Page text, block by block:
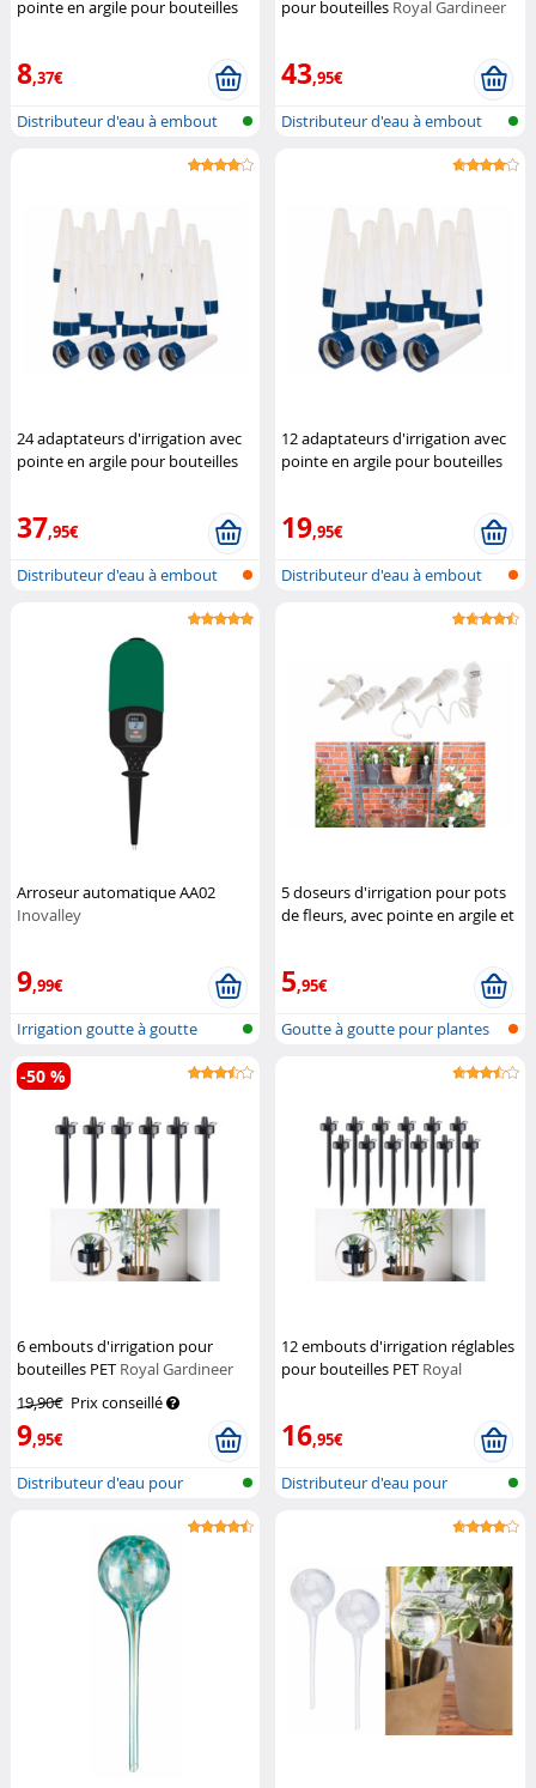
pointe en argile pour bouteilles
8,37€
Distributeur d'eau à embout
pour bouteilles Royal Gardineer
43,95€
Distributeur d'eau à embout
24 adaptateurs d'irrigation avec
pointe en argile pour bouteilles
37,95€
Distributeur d'eau à embout
12 adaptateurs d'irrigation avec
pointe en argile pour bouteilles
19,95€
Distributeur d'eau à embout
Arroseur automatique AA02
Inovalley
9,99€
Irrigation goutte à goutte
automati...
5 doseurs d'irrigation pour pots
de fleurs, avec pointe en argile et
5,95€
Goutte à goutte pour plantes
6 embouts d'irrigation pour
bouteilles PET Royal Gardineer
19,90€ Prix conseillé
9,95€
-50 %
Distributeur d'eau pour
12 embouts d'irrigation réglables
pour bouteilles PET Royal
16,95€
Distributeur d'eau pour